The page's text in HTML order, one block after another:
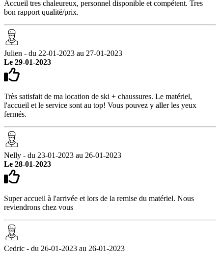
Accueil tres chaleureux, personnel disponible et compétent. Tres
bon rapport qualité/prix.
Julien - du 22-01-2023 au 27-01-2023
Le 29-01-2023
Très satisfait de ma location de ski + chaussures. Le matériel,
l'accueil et le service sont au top! Vous pouvez y aller les yeux
fermés.
Nelly - du 23-01-2023 au 26-01-2023
Le 28-01-2023
Super accueil à l'arrivée et lors de la remise du matériel. Nous
reviendrons chez vous
Cedric - du 26-01-2023 au 26-01-2023